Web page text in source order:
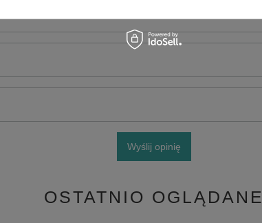
Wyślij opinię
OSTATNIO OGLĄDANE